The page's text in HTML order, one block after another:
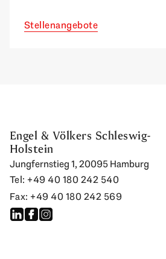
Stellenangebote
Engel & Völkers Schleswig-
Holstein
Jungfernstieg 1, 20095 Hamburg
Tel: +49 40 180 242 540
Fax: +49 40 180 242 569